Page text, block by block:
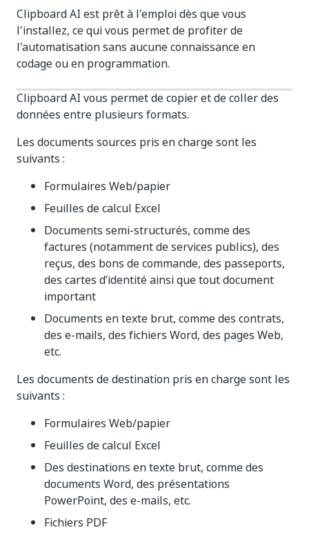
Clipboard AI est prêt à l'emploi dès que vous
l'installez, ce qui vous permet de profiter de
l'automatisation sans aucune connaissance en
codage ou en programmation.
Clipboard AI vous permet de copier et de coller des
données entre plusieurs formats.
Les documents sources pris en charge sont les
suivants :
Formulaires Web/papier
Feuilles de calcul Excel
Documents semi-structurés, comme des
factures (notamment de services publics), des
reçus, des bons de commande, des passeports,
des cartes d’identité ainsi que tout document
important
Documents en texte brut, comme des contrats,
des e-mails, des fichiers Word, des pages Web,
etc.
Les documents de destination pris en charge sont les
suivants :
Formulaires Web/papier
Feuilles de calcul Excel
Des destinations en texte brut, comme des
documents Word, des présentations
PowerPoint, des e-mails, etc.
Fichiers PDF